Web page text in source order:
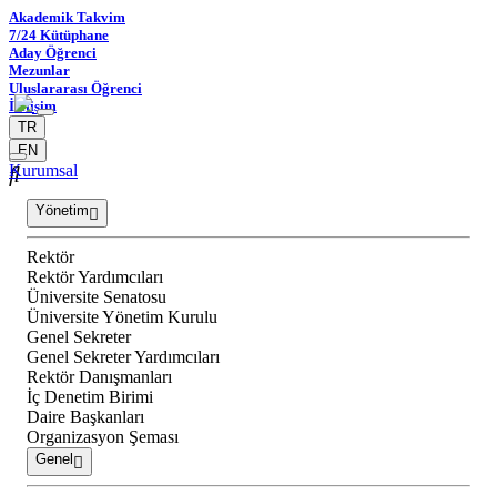
Akademik Takvim
7/24 Kütüphane
Aday Öğrenci
Mezunlar
Uluslararası Öğrenci
İletişim
TR
EN
Kurumsal
Yönetim
Rektör
Rektör Yardımcıları
Üniversite Senatosu
Üniversite Yönetim Kurulu
Genel Sekreter
Genel Sekreter Yardımcıları
Rektör Danışmanları
İç Denetim Birimi
Daire Başkanları
Organizasyon Şeması
Genel